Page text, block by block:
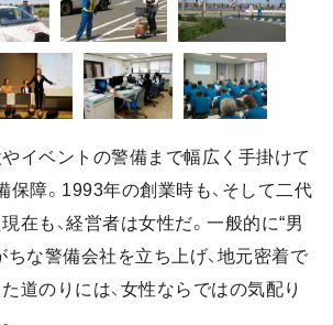
イベントの警備まで幅広く手掛けて
保障。1993年の創業時も、そして二代
在も、経営者は女性だ。一般的に“男
ちな警備会社を立ち上げ、地元密着で
道のりには、女性ならではの気配り